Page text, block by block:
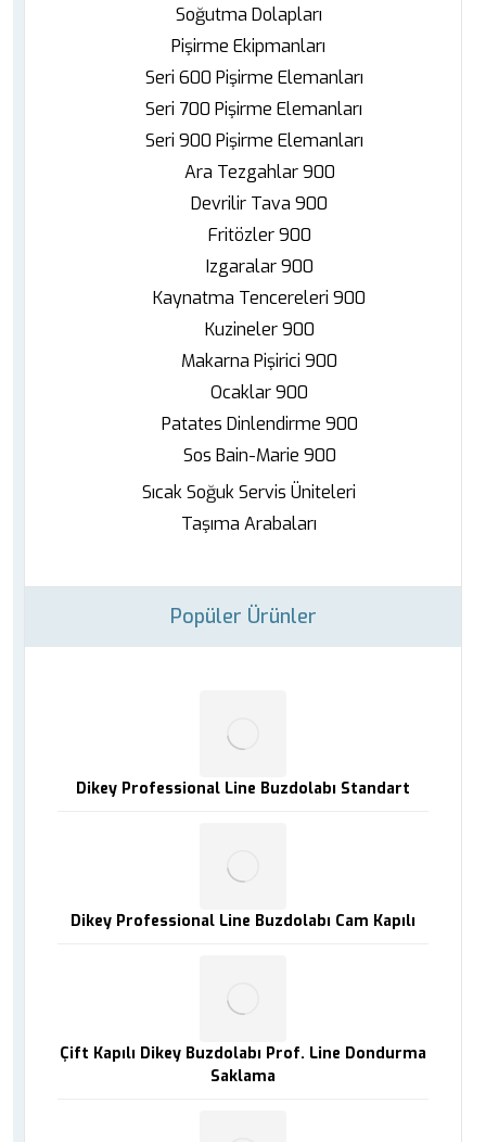
Soğutma Dolapları
Pişirme Ekipmanları
Seri 600 Pişirme Elemanları
Seri 700 Pişirme Elemanları
Seri 900 Pişirme Elemanları
Ara Tezgahlar 900
Devrilir Tava 900
Fritözler 900
Izgaralar 900
Kaynatma Tencereleri 900
Kuzineler 900
Makarna Pişirici 900
Ocaklar 900
Patates Dinlendirme 900
Sos Bain-Marie 900
Sıcak Soğuk Servis Üniteleri
Taşıma Arabaları
Popüler Ürünler
Dikey Professional Line Buzdolabı Standart
Dikey Professional Line Buzdolabı Cam Kapılı
Çift Kapılı Dikey Buzdolabı Prof. Line Dondurma
Saklama